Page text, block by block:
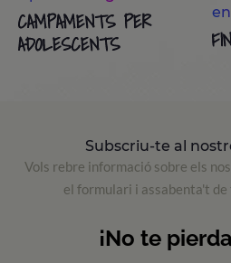
CAMPAMENTS PER
ADOLESCENTS
Subscriu-te al
Vols rebre informació sobre els
el formulari i assabenta't